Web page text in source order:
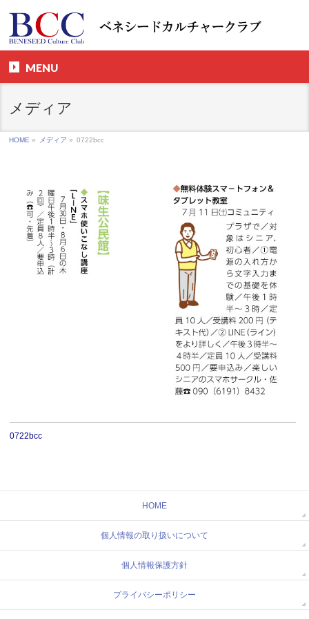
MENU
メディア
HOME » メディア » 0722bcc
0722bcc
HOME
個人情報の取り扱いについて
個人情報保護方針
プライバシーポリシー